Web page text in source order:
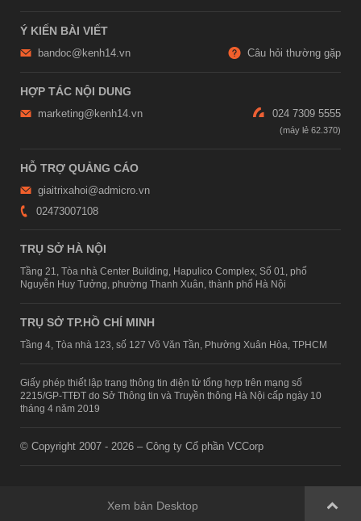
Ý KIẾN BÀI VIẾT
bandoc@kenh14.vn Câu hỏi thường gặp
HỢP TÁC NỘI DUNG
marketing@kenh14.vn 024 7309 5555
HỖ TRỢ QUẢNG CÁO
giaitrixahoi@admicro.vn
02473007108
TRỤ SỞ HÀ NỘI
Tầng 21, Tòa nhà Center Building, Hapulico Complex, Số 01, phố
Nguyễn Huy Tưởng, phường Thanh Xuân, thành phố Hà Nội
TRỤ SỞ TP.HỒ CHÍ MINH
Tầng 4, Tòa nhà 123, số 127 Võ Văn Tần, Phường Xuân Hòa, TPHCM
Giấy phép thiết lập trang thông tin điện tử tổng hợp trên mạng số
2215/GP-TTĐT do Sở Thông tin và Truyền thông Hà Nội cấp ngày 10
tháng 4 năm 2019
© Copyright 2007 - 2026 – Công ty Cổ phần VCCorp
Xem bản Desktop